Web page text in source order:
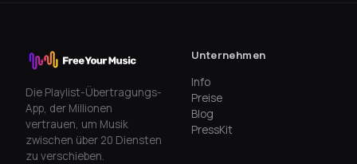
Die Playlist-Übertragungs-
App, der Millionen
vertrauen, um Musik
zwischen über 20 Diensten
zu verschieben.
Unternehmen
Info
Preise
Blog
PressKit